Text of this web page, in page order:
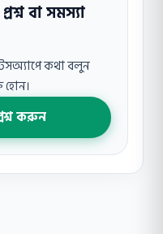
বা সমস্যা
কথা বলুন
হোন।
করুন